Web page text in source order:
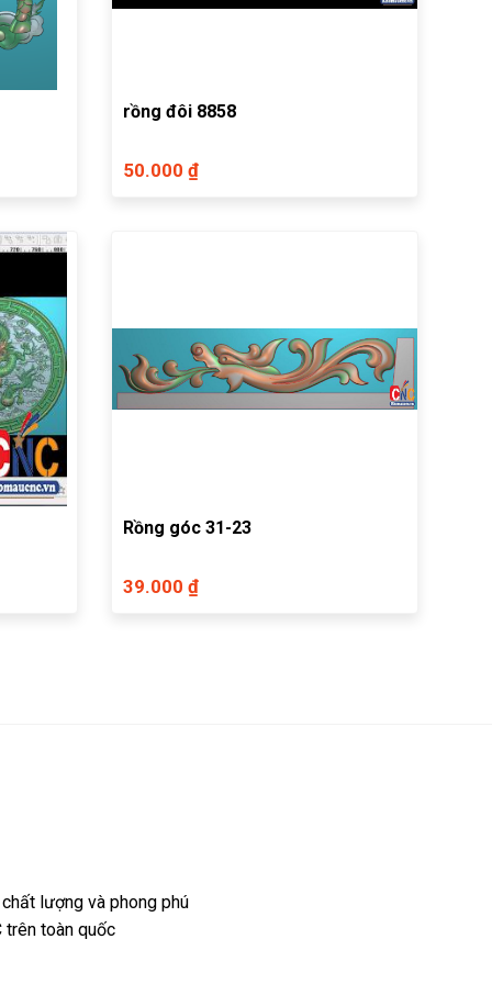
rồng đôi 8858
50.000 ₫
Rồng góc 31-23
39.000 ₫
lượng và phong phú
trên toàn quốc